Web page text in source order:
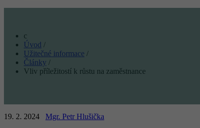
Úvod /
Užitečné informace /
Články /
Vliv příležitostí k růstu na zaměstnance
19. 2. 2024
Mgr. Petr Hlušička